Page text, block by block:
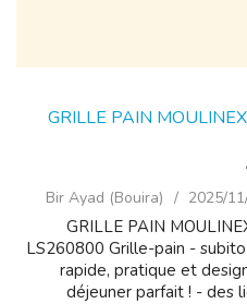
GRILLE PAIN
Bir Ayad (Bouira) 2025/
GRILLE PAIN
LS260800 Grille-pain -
rapide, pratique et
déjeuner parfait ! - des